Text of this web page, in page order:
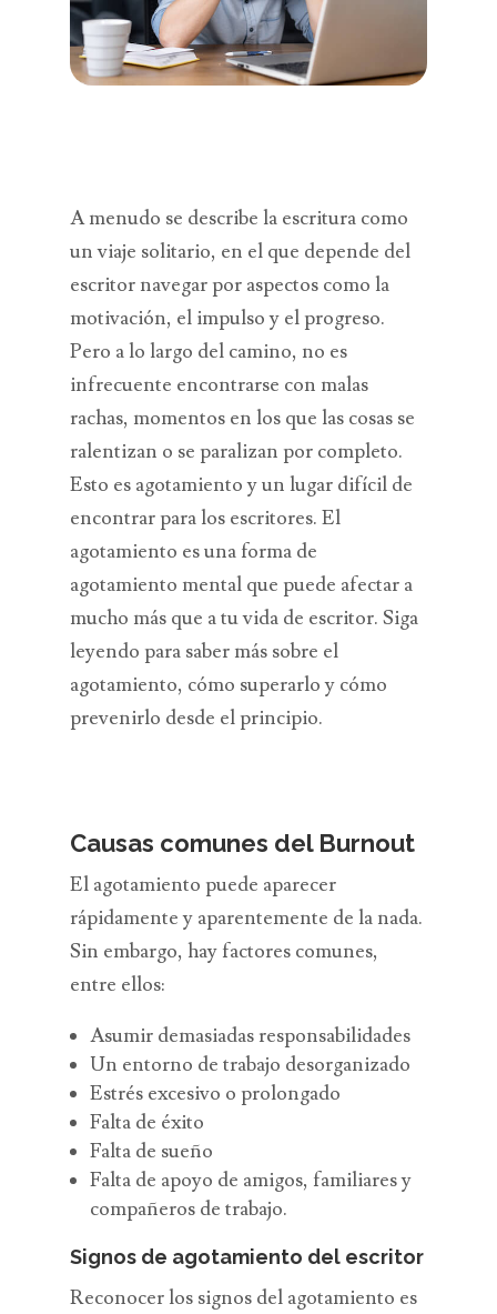
A menudo se describe la escritura como
un viaje solitario, en el que depende del
escritor navegar por aspectos como la
motivación, el impulso y el progreso.
Pero a lo largo del camino, no es
infrecuente encontrarse con malas
rachas, momentos en los que las cosas se
ralentizan o se paralizan por completo.
Esto es agotamiento y un lugar difícil de
encontrar para los escritores. El
agotamiento es una forma de
agotamiento mental que puede afectar a
mucho más que a tu vida de escritor. Siga
leyendo para saber más sobre el
agotamiento, cómo superarlo y cómo
prevenirlo desde el principio.
Causas comunes del Burnout
El agotamiento puede aparecer
rápidamente y aparentemente de la nada.
Sin embargo, hay factores comunes,
entre ellos:
Asumir demasiadas responsabilidades
Un entorno de trabajo desorganizado
Estrés excesivo o prolongado
Falta de éxito
Falta de sueño
Falta de apoyo de amigos, familiares y
compañeros de trabajo.
Signos de agotamiento del escritor
Reconocer los signos del agotamiento es